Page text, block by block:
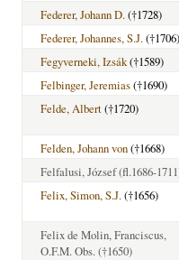
Federer, Johann D.(†1728)
Federer, Johannes, S.J.(†1706)
Fegyverneki, Izsák(†1589)
Felbinger, Jeremias(†1690)
Felde, Albert(†1720)
Felden, Johann von(†1668)
Felfalusi, József(fl.1686-
Felix, Simon, S.J.(†1656)
Felix de Molin, Franciscus,
O.F.M. Obs.(†1650)